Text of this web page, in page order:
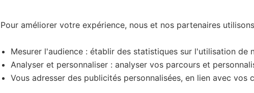
Pour améliorer votre expérience, nous et nos partenaires
Mesurer l'audience : établir des statistiques sur l'utilisation de
Analyser et personnaliser : analyser vos parcours et
Vous adresser des publicités personnalisées, en lien avec